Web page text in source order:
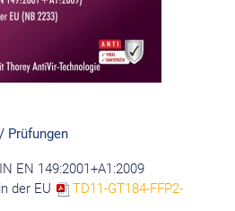
Prüfungen
EN 149:2001+A1:2009
der EU
TD11-GT184-FFP2-